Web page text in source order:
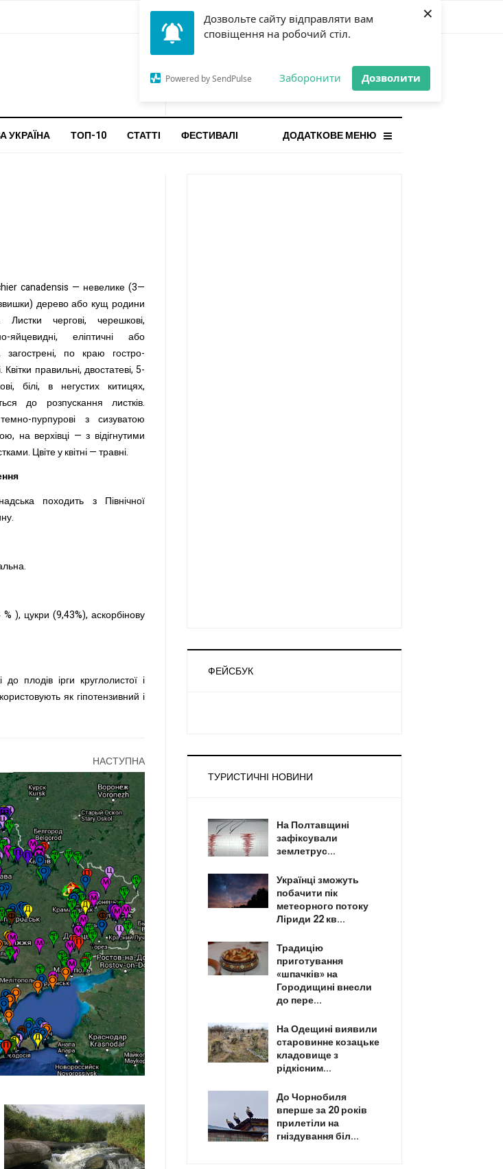
Дозвольте сайту відправляти вам
сповіщення на робочий стіл.
Powered by SendPulse Заборонити Дозволити
×
ОСТАННЯ НОВИНА
Gorilla і відповідальна гра:
чому ліміти важливі поруч із
УКРАЇНА ТОП-10 СТАТТІ ДОДАТКОВЕ МЕНЮ
ФЕСТИВАЛІ
canadensis — невелике (3—
дерево або кущ родини
Листки чергові, черешкові,
яйцевидні, еліптичні або
загострені, по краю гостро-
Квітки правильні, двостатеві, 5-
білі, в негустих китицях,
до розпускання листків.
пурпурові з сизуватою
на верхівці — з відігнутими
Цвіте у квітні — травні.
походить з Північної
% ), цукри (9,43%), аскорбінову
плодів ірги круглолистої і
як гіпотензивний і
НАСТУПНА
ФЕЙСБУК
ТУРИСТИЧНІ НОВИНИ
На Полтавщині
зафіксували
землетрус...
Українці зможуть
побачити пік
метеорного потоку
Ліриди 22 кв...
Традицію
приготування
«шпачків» на
Городищині внесли
до пере...
На Одещині виявили
старовинне козацьке
кладовище з
рідкісним...
До Чорнобиля
вперше за 20 років
прилетіли на
гніздування біл...